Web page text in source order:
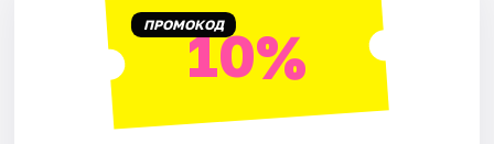
ПРОМОКОД10%